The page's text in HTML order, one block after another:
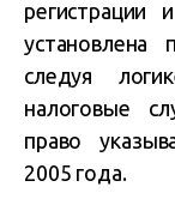
следуя
налоговые
право
2005 года.